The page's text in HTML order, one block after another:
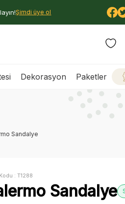
Şimdi üye ol
Dekorasyon Paketler
Sandalye
:T1288
Sandalye